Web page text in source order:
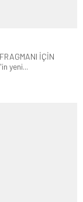
İÇİN
yeni...